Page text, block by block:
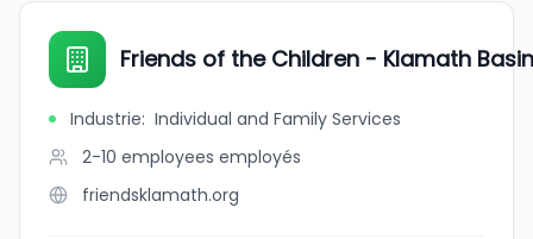
Friends of the Children - Klamath Basin
Industrie: Individual and Family Services
2-10 employees employés
friendsklamath.org